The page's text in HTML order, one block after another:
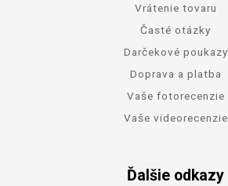
Vrátenie tovaru
Časté otázky
Darčekové poukazy
Doprava a platba
Vaše fotorecenzie
Vaše videorecenzie
Ďalšie odkazy